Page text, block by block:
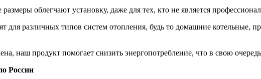
облегчают установку, даже для тех, кто не является
для различных типов систем отопления, будь то домашние котельные,
наш продукт помогает снизить энергопотребление, что в свою
России